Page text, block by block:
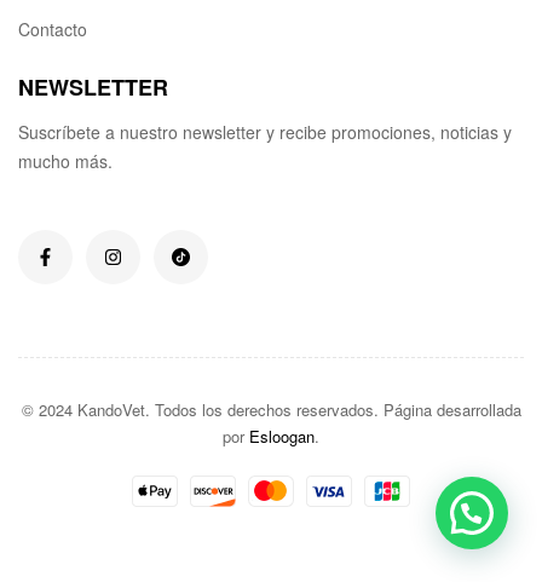
Contacto
NEWSLETTER
Suscríbete a nuestro newsletter y recibe promociones, noticias y
mucho más.
© 2024 KandoVet. Todos los derechos reservados. Página desarrollada
por Esloogan.